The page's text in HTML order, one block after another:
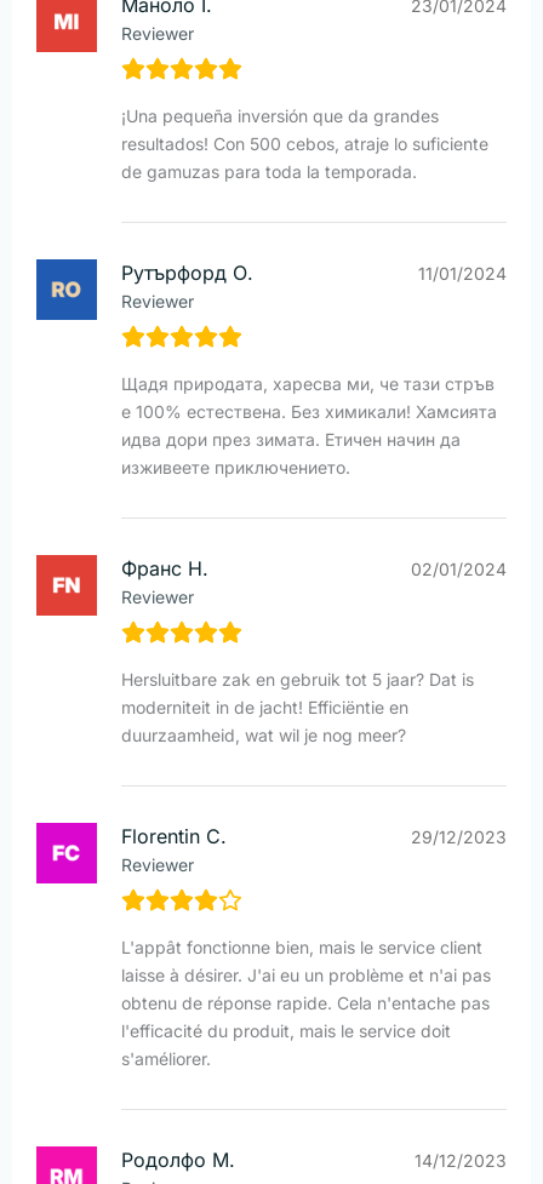
Reviewer
23/01/2024
¡Una pequeña inversión que da grandes
resultados! Con 500 cebos, atraje lo suficiente
de gamuzas para toda la temporada.
Рутърфорд О.
Reviewer
11/01/2024
Щадя природата, харесва ми, че тази стръв
е 100% естествена. Без химикали! Хамсията
идва дори през зимата. Етичен начин да
изживеете приключението.
Франс Н.
Reviewer
02/01/2024
Hersluitbare zak en gebruik tot 5 jaar? Dat is
moderniteit in de jacht! Efficiëntie en
duurzaamheid, wat wil je nog meer?
Florentin C.
Reviewer
29/12/2023
L'appât fonctionne bien, mais le service client
laisse à désirer. J'ai eu un problème et n'ai pas
obtenu de réponse rapide. Cela n'entache pas
l'efficacité du produit, mais le service doit
s'améliorer.
Родолфо М. 14/12/2023